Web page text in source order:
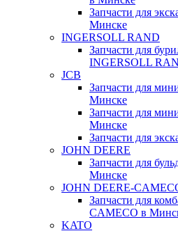
Запчасти для
Минске
INGERSOLL RAND
Запчасти для
INGERSOLL
JCB
Запчасти для
Минске
Запчасти для
Минске
Запчасти для
JOHN DEERE
Запчасти для
Минске
JOHN DEERE-
Запчасти для
CAMECO в
KATO